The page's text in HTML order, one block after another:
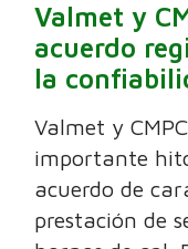
Valmet y
acuerdo
la
Valmet y
importante
acuerdo de
prestación de